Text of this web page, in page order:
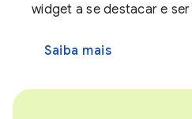
widget a se destacar e
Saiba mais